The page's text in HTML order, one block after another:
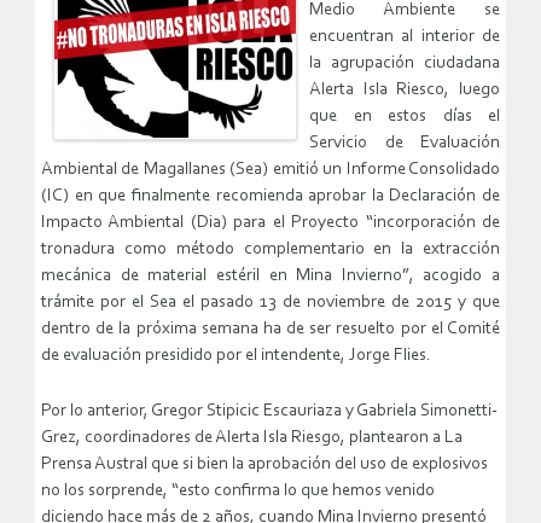
Medio Ambiente se
encuentran al interior de
la agrupación ciudadana
Alerta Isla Riesco, luego
que en estos días el
Servicio de Evaluación
Ambiental de Magallanes (Sea) emitió un Informe Consolidado
(IC) en que finalmente recomienda aprobar la Declaración de
Impacto Ambiental (Dia) para el Proyecto “incorporación de
tronadura como método complementario en la extracción
mecánica de material estéril en Mina Invierno”, acogido a
trámite por el Sea el pasado 13 de noviembre de 2015 y que
dentro de la próxima semana ha de ser resuelto por el Comité
de evaluación presidido por el intendente, Jorge Flies.
Por lo anterior, Gregor Stipicic Escauriaza y Gabriela Simonetti-
Grez, coordinadores de Alerta Isla Riesgo, plantearon a La
Prensa Austral que si bien la aprobación del uso de explosivos
no los sorprende, “esto confirma lo que hemos venido
diciendo hace más de 2 años, cuando Mina Invierno presentó